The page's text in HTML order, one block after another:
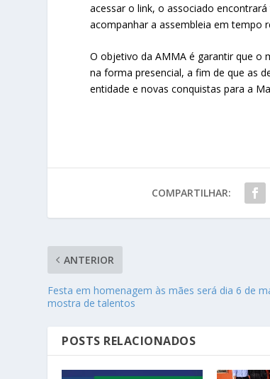
acessar o link, o associado
acompanhar a assembleia em tempo
O objetivo da AMMA é garantir que o
na forma presencial, a fim de que as
entidade e novas conquistas para a
COMPARTILHAR:
ANTERIOR
Festa em homenagem às mães será dia 6 de
mostra de talentos
POSTS RELACIONADOS